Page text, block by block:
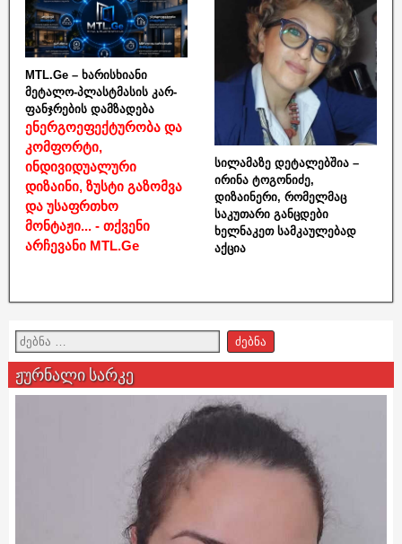
MTL.Ge – ხარისხიანი
მეტალო-პლასტმასის კარ-
ფანჯრების დამზადება
ენერგოეფექტურობა და
კომფორტი,
ინდივიდუალური
დიზაინი, ზუსტი გაზომვა
და უსაფრთხო
მონტაჟი... - თქვენი
არჩევანი MTL.Ge
სილამაზე დეტალებშია –
ირინა ტოგონიძე,
დიზაინერი, რომელმაც
საკუთარი განცდები
ხელნაკეთ სამკაულებად
აქცია
ჟურნალი სარკე